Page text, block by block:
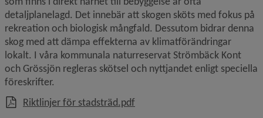
detaljplanelagd. Det innebär att skogen sköts med fokus på
rekreation och biologisk mångfald. Dessutom bidrar denna
skog med att dämpa effekterna av klimatförändringar
lokalt. I våra kommunala naturreservat Strömbäck Kont
och Grössjön regleras skötsel och nyttjandet enligt speciella
föreskrifter.
Riktlinjer för stadsträd.pdf, 413.5 kB, öppnas i nytt